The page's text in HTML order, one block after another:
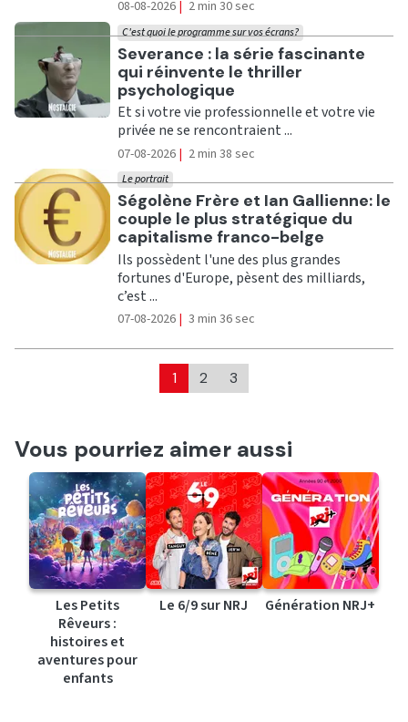
08-08-2026 | 2 min 30 sec
Ecouter
Severance : la série fascinante
qui réinvente le thriller
psychologique
C'est quoi le programme sur vos écrans?
Et si votre vie professionnelle et votre vie
privée ne se rencontraient ...
07-08-2026 | 2 min 38 sec
Ecouter
Ségolène Frère et Ian Gallienne: le
couple le plus stratégique du
capitalisme franco-belge
Le portrait
Ils possèdent l'une des plus grandes
fortunes d'Europe, pèsent des milliards,
c’est ...
07-08-2026 | 3 min 36 sec
1 2 3
Vous pourriez aimer aussi
Les Petits
Rêveurs :
histoires et
aventures pour
enfants
Le 6/9 sur NRJ Génération NRJ+